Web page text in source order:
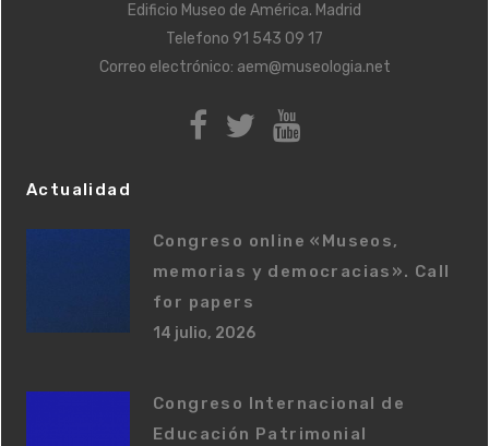
Edificio Museo de América. Madrid
Telefono 91 543 09 17
Correo electrónico: aem@museologia.net
Actualidad
Congreso online «Museos,
memorias y democracias». Call
for papers
14 julio, 2026
Congreso Internacional de
Educación Patrimonial